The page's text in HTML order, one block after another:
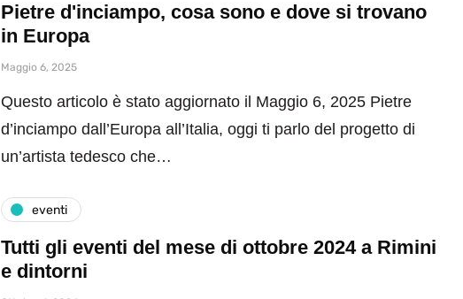
Pietre d'inciampo, cosa sono e dove si trovano
in Europa
Maggio 6, 2025
Questo articolo è stato aggiornato il Maggio 6, 2025 Pietre
d’inciampo dall’Europa all’Italia, oggi ti parlo del progetto di
un’artista tedesco che…
eventi
Tutti gli eventi del mese di ottobre 2024 a Rimini
e dintorni